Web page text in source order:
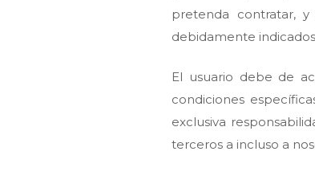
pretenda contratar,
debidamente
El usuario debe de
condiciones
exclusiva
terceros a incluso a